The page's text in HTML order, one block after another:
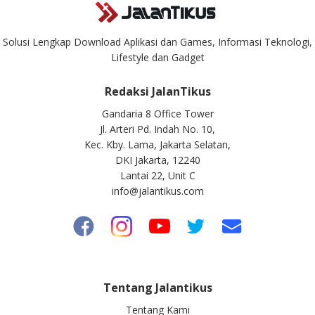
Solusi Lengkap Download Aplikasi dan Games, Informasi Teknologi,
Lifestyle dan Gadget
Redaksi JalanTikus
Gandaria 8 Office Tower
Jl. Arteri Pd. Indah No. 10,
Kec. Kby. Lama, Jakarta Selatan,
DKI Jakarta, 12240
Lantai 22, Unit C
info@jalantikus.com
Tentang Jalantikus
Tentang Kami